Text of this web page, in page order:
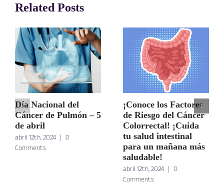
Related Posts
Día Nacional del
Cáncer de Pulmón – 5
de abril
abril 12th, 2024 | 0
Comments
¡Conoce los Factores
de Riesgo del Cáncer
Colorrectal! ¡Cuida
tu salud intestinal
para un mañana más
saludable!
abril 12th, 2024 | 0
Comments